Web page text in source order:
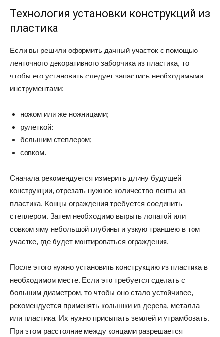
Технология установки конструкций из
пластика
Если вы решили оформить дачный участок с помощью
ленточного декоративного заборчика из пластика, то
чтобы его установить следует запастись необходимыми
инструментами:
ножом или же ножницами;
рулеткой;
большим степлером;
совком.
Сначала рекомендуется измерить длину будущей
конструкции, отрезать нужное количество ленты из
пластика. Концы ограждения требуется соединить
степлером. Затем необходимо вырыть лопатой или
совком яму небольшой глубины и узкую траншею в том
участке, где будет монтироваться ограждения.
После этого нужно установить конструкцию из пластика в
необходимом месте. Если это требуется сделать с
большим диаметром, то чтобы оно стало устойчивее,
рекомендуется применять колышки из дерева, металла
или пластика. Их нужно присыпать землей и утрамбовать.
При этом расстояние между концами разрешается